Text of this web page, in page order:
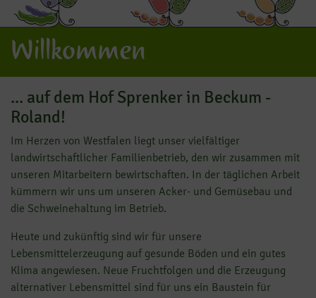
Willkommen
... auf dem Hof Sprenker in Beckum -
Roland!
Im Herzen von Westfalen liegt unser vielfältiger
landwirtschaftlicher Familienbetrieb, den wir zusammen mit
unseren Mitarbeitern bewirtschaften. In der täglichen Arbeit
kümmern wir uns um unseren Acker- und Gemüsebau und
die Schweinehaltung im Betrieb.
Heute und zukünftig sind wir für unsere
Lebensmittelerzeugung auf gesunde Böden und ein gutes
Klima angewiesen. Neue Fruchtfolgen und die Erzeugung
alternativer Lebensmittel sind für uns ein Baustein für